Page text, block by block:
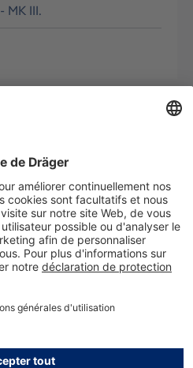
MK III.
technologie